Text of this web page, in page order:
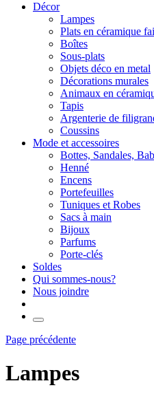
Décor
Lampes
Plats en céramique
Boîtes
Sous-plats
Objets déco en metal
Décorations murales
Animaux en
Tapis
Argenterie de
Coussins
Mode et accessoires
Bottes, Sandales,
Henné
Encens
Portefeuilles
Tuniques et Robes
Sacs à main
Bijoux
Parfums
Porte-clés
Soldes
Qui sommes-nous?
Nous joindre
Page précédente
Lampes